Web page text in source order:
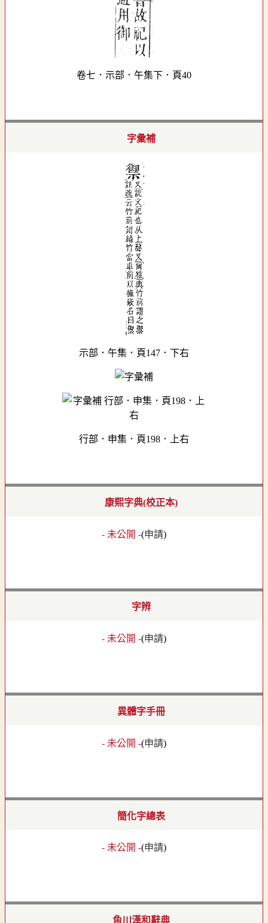
卷七．示部．午集下．頁40
字彙補
示部．午集．頁147．下右
行部．申集．頁198．上右
康熙字典(校正本)
- 未公開 -(申請)
字辨
- 未公開 -(申請)
異體字手冊
- 未公開 -(申請)
簡化字總表
- 未公開 -(申請)
角川漢和辭典